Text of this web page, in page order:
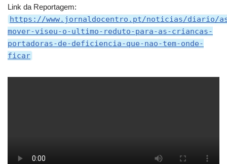
Link da Reportagem:
https://www.jornaldocentro.pt/noticias/diario/
mover-viseu-o-ultimo-reduto-para-as-criancas-
portadoras-de-deficiencia-que-nao-tem-onde-
ficar